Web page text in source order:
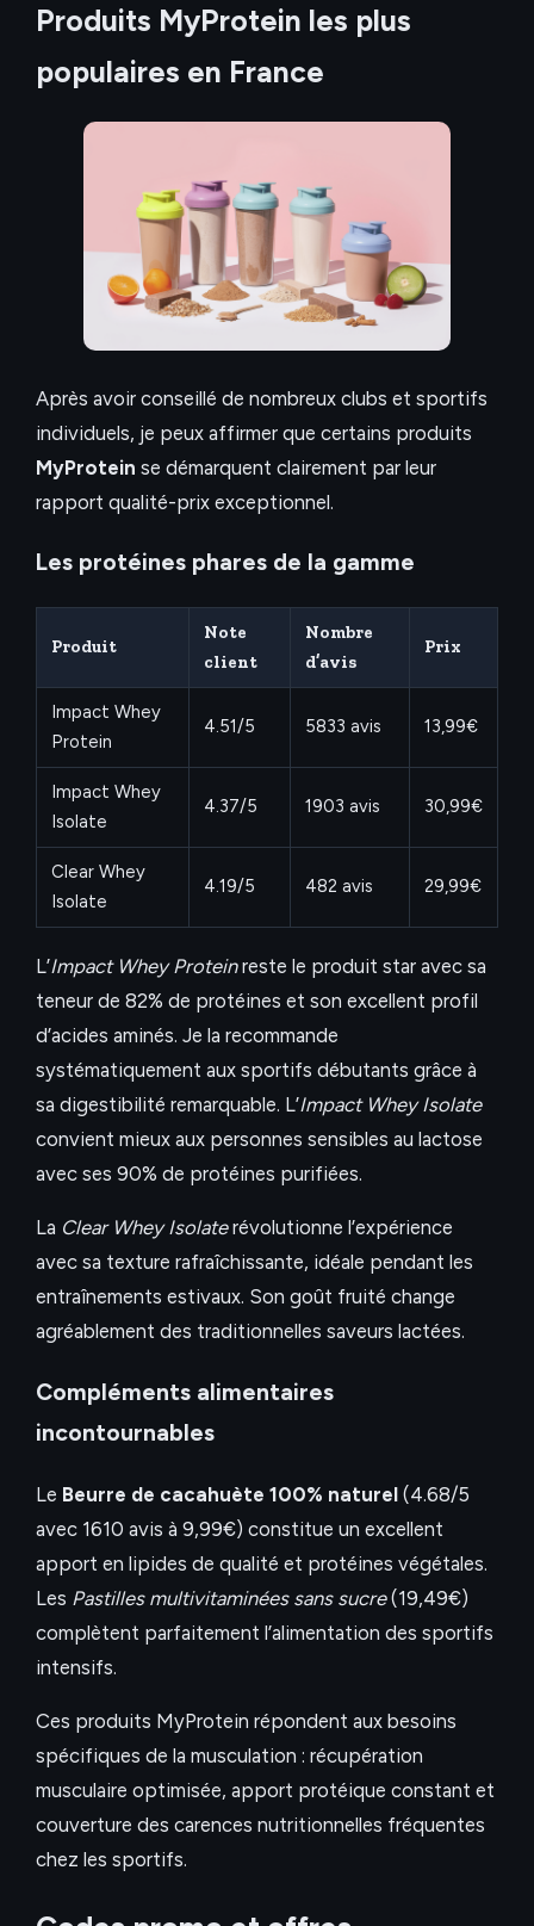
Produits MyProtein les plus
populaires en France
Après avoir conseillé de nombreux clubs et sportifs
individuels, je peux affirmer que certains produits
MyProtein se démarquent clairement par leur
rapport qualité-prix exceptionnel.
Les protéines phares de la gamme
Produit
Note
client
Nombre
d’avis
Prix
Impact Whey
Protein
4.51/5 5833 avis 13,99€
Impact Whey
Isolate
4.37/5 1903 avis 30,99€
Clear Whey
Isolate
4.19/5 482 avis 29,99€
L’Impact Whey Proteinreste le produit star avec sa
teneur de 82% de protéines et son excellent profil
d’acides aminés. Je la recommande
systématiquement aux sportifs débutants grâce à
sa digestibilité remarquable. L’Impact Whey Isolate
convient mieux aux personnes sensibles au lactose
avec ses 90% de protéines purifiées.
La Clear Whey Isolaterévolutionne l’expérience
avec sa texture rafraîchissante, idéale pendant les
entraînements estivaux. Son goût fruité change
agréablement des traditionnelles saveurs lactées.
Compléments alimentaires
incontournables
Le Beurre de cacahuète 100% naturel (4.68/5
avec 1610 avis à 9,99€) constitue un excellent
apport en lipides de qualité et protéines végétales.
Les Pastilles multivitaminées sans sucre(19,49€)
complètent parfaitement l’alimentation des sportifs
intensifs.
Ces produits MyProtein répondent aux besoins
spécifiques de la musculation : récupération
musculaire optimisée, apport protéique constant et
couverture des carences nutritionnelles fréquentes
chez les sportifs.